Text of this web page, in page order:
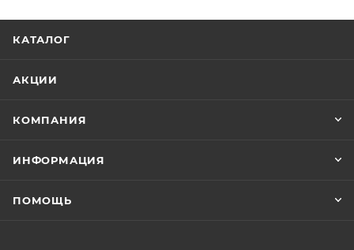
КАТАЛОГ
АКЦИИ
КОМПАНИЯ
ИНФОРМАЦИЯ
ПОМОЩЬ